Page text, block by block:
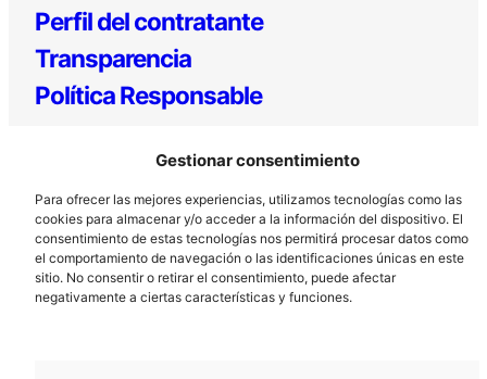
Gestionar consentimiento
Para ofrecer las mejores experiencias, utilizamos tecnologías como las
cookies para almacenar y/o acceder a la información del dispositivo. El
consentimiento de estas tecnologías nos permitirá procesar datos como
el comportamiento de navegación o las identificaciones únicas en este
sitio. No consentir o retirar el consentimiento, puede afectar
negativamente a ciertas características y funciones.
Perfil del contratante
Transparencia
Política Responsable
Los Prados, 121 – 33203 Gijón